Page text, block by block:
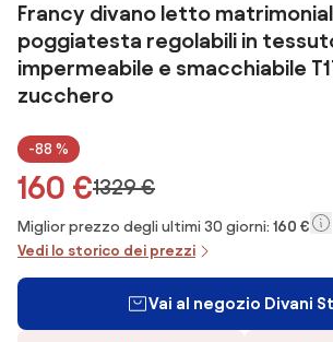
Francy divano letto
poggiatesta regolabili in
impermeabile e smacchiabile
zucchero
-88 %
160 €1329 €
Miglior prezzo degli ultimi 30 giorni: 160 €
Vedi lo storico dei prezzi
Vai al negozio Divani